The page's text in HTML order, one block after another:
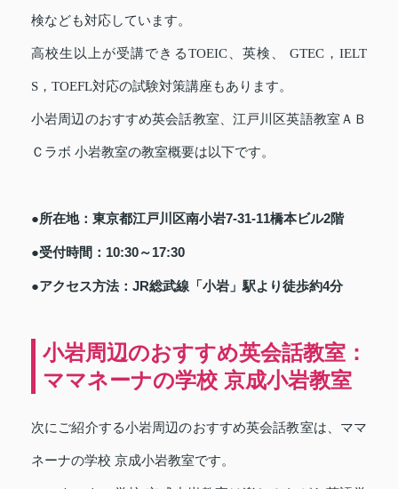
検なども対応しています。
高校生以上が受講できるTOEIC、英検、 GTEC，IELT
S，TOEFL対応の試験対策講座もあります。
小岩周辺のおすすめ英会話教室、江戸川区英語教室ＡＢ
Ｃラボ 小岩教室の教室概要は以下です。
●所在地：東京都江戸川区南小岩7-31-11橋本ビル2階
●受付時間：10:30～17:30
●アクセス方法：JR総武線「小岩」駅より徒歩約4分
小岩周辺のおすすめ英会話教室：
ママネーナの学校 京成小岩教室
次にご紹介する小岩周辺のおすすめ英会話教室は、ママ
ネーナの学校 京成小岩教室です。